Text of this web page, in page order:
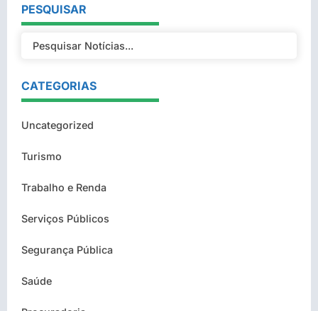
PESQUISAR
CATEGORIAS
Uncategorized
Turismo
Trabalho e Renda
Serviços Públicos
Segurança Pública
Saúde